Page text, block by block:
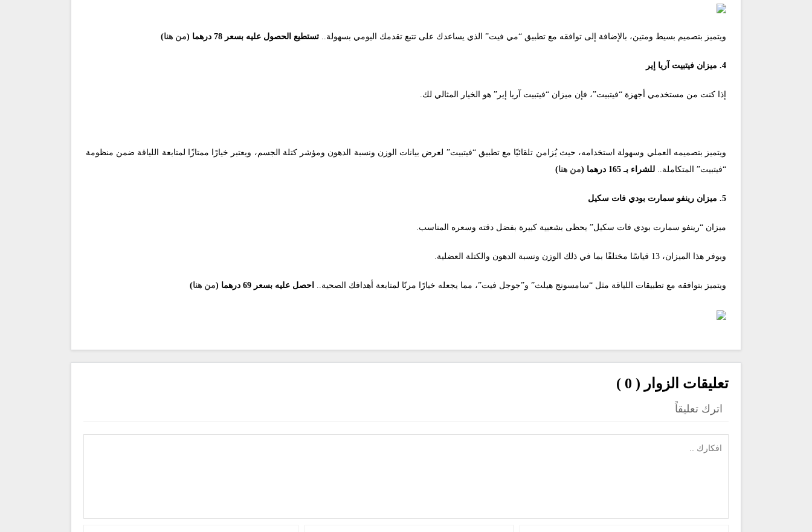
ويتميز بتصميم بسيط ومتين، بالإضافة إلى توافقه مع تطبيق “مي فيت” الذي يساعدك على تتبع تقدمك اليومي بسهولة.. تستطيع الحصول عليه بسعر 78 درهما ( من هنا)
4. ميزان فيتبيت آريا إير
إذا كنت من مستخدمي أجهزة “فيتبيت”، فإن ميزان “فيتبيت آريا إير” هو الخيار المثالي لك.
ويتميز بتصميمه العملي وسهولة استخدامه، حيث يُزامن تلقائيًا مع تطبيق “فيتبيت” لعرض بيانات الوزن ونسبة الدهون ومؤشر كتلة الجسم، ويعتبر خيارًا ممتازًا لمتابعة اللياقة ضمن منظومة
“فيتبيت” المتكاملة.. للشراء بـ 165 درهما ( من هنا)
5. ميزان رينفو سمارت بودي فات سكيل
ميزان “رينفو سمارت بودي فات سكيل” يحظى بشعبية كبيرة بفضل دقته وسعره المناسب.
ويوفر هذا الميزان، 13 قياسًا مختلفًا بما في ذلك الوزن ونسبة الدهون والكتلة العضلية.
ويتميز بتوافقه مع تطبيقات اللياقة مثل “سامسونج هيلث” و”جوجل فيت”، مما يجعله خيارًا مرنًا لمتابعة أهدافك الصحية.. احصل عليه بسعر 69 درهما ( من هنا)
تعليقات الزوار ( 0 )
اترك تعليقاً